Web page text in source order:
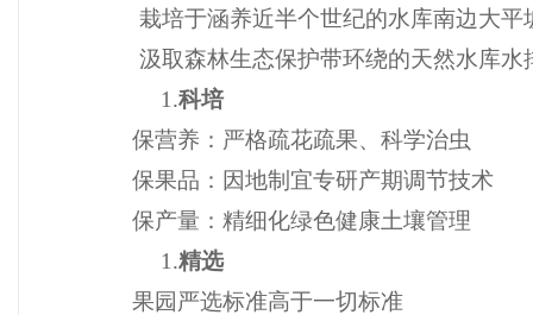
栽培于涵养近半个世纪的水库南边大平
汲取森林生态保护带环绕的天然水库水
1.科培
保营养：严格疏花疏果、科学治虫
保果品：因地制宜专研产期调节技术
保产量：精细化绿色健康土壤管理
1.精选
果园严选标准高于一切标准